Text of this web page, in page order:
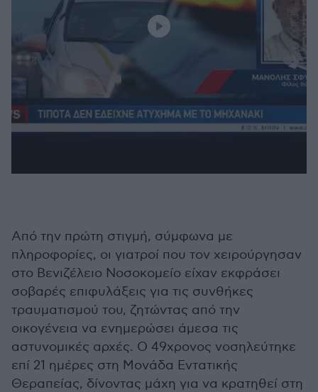
Από την πρώτη στιγμή, σύμφωνα με
πληροφορίες, οι γιατροί που τον χειρούργησαν
στο Βενιζέλειο Νοσοκομείο είχαν εκφράσει
σοβαρές επιφυλάξεις για τις συνθήκες
τραυματισμού του, ζητώντας από την
οικογένεια να ενημερώσει άμεσα τις
αστυνομικές αρχές. Ο 49χρονος νοσηλεύτηκε
επί 21 ημέρες στη Μονάδα Εντατικής
Θεραπείας, δίνοντας μάχη για να κρατηθεί στη